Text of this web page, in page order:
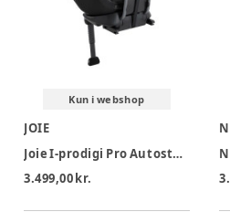
Kun i webshop
JOIE
Joie I-prodigi Pro Autostol - Eclipse
3.499,00 kr.